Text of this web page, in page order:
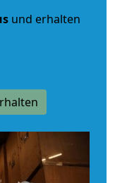
und erhalten